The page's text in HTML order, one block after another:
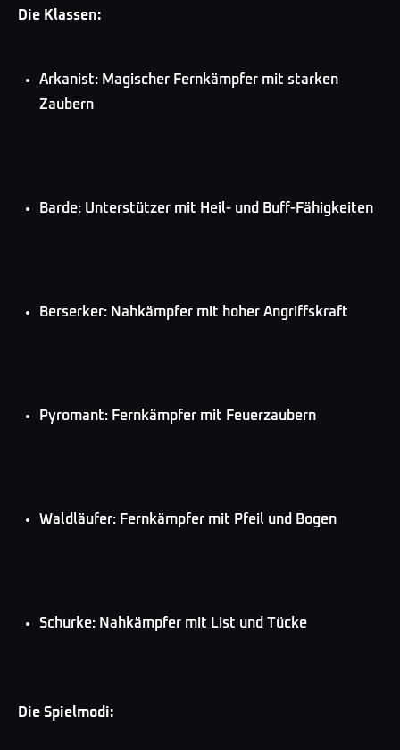
Die Klassen:
Arkanist: Magischer Fernkämpfer mit starken
Zaubern
Barde: Unterstützer mit Heil- und Buff-Fähigkeiten
Berserker: Nahkämpfer mit hoher Angriffskraft
Pyromant: Fernkämpfer mit Feuerzaubern
Waldläufer: Fernkämpfer mit Pfeil und Bogen
Schurke: Nahkämpfer mit List und Tücke
Die Spielmodi: